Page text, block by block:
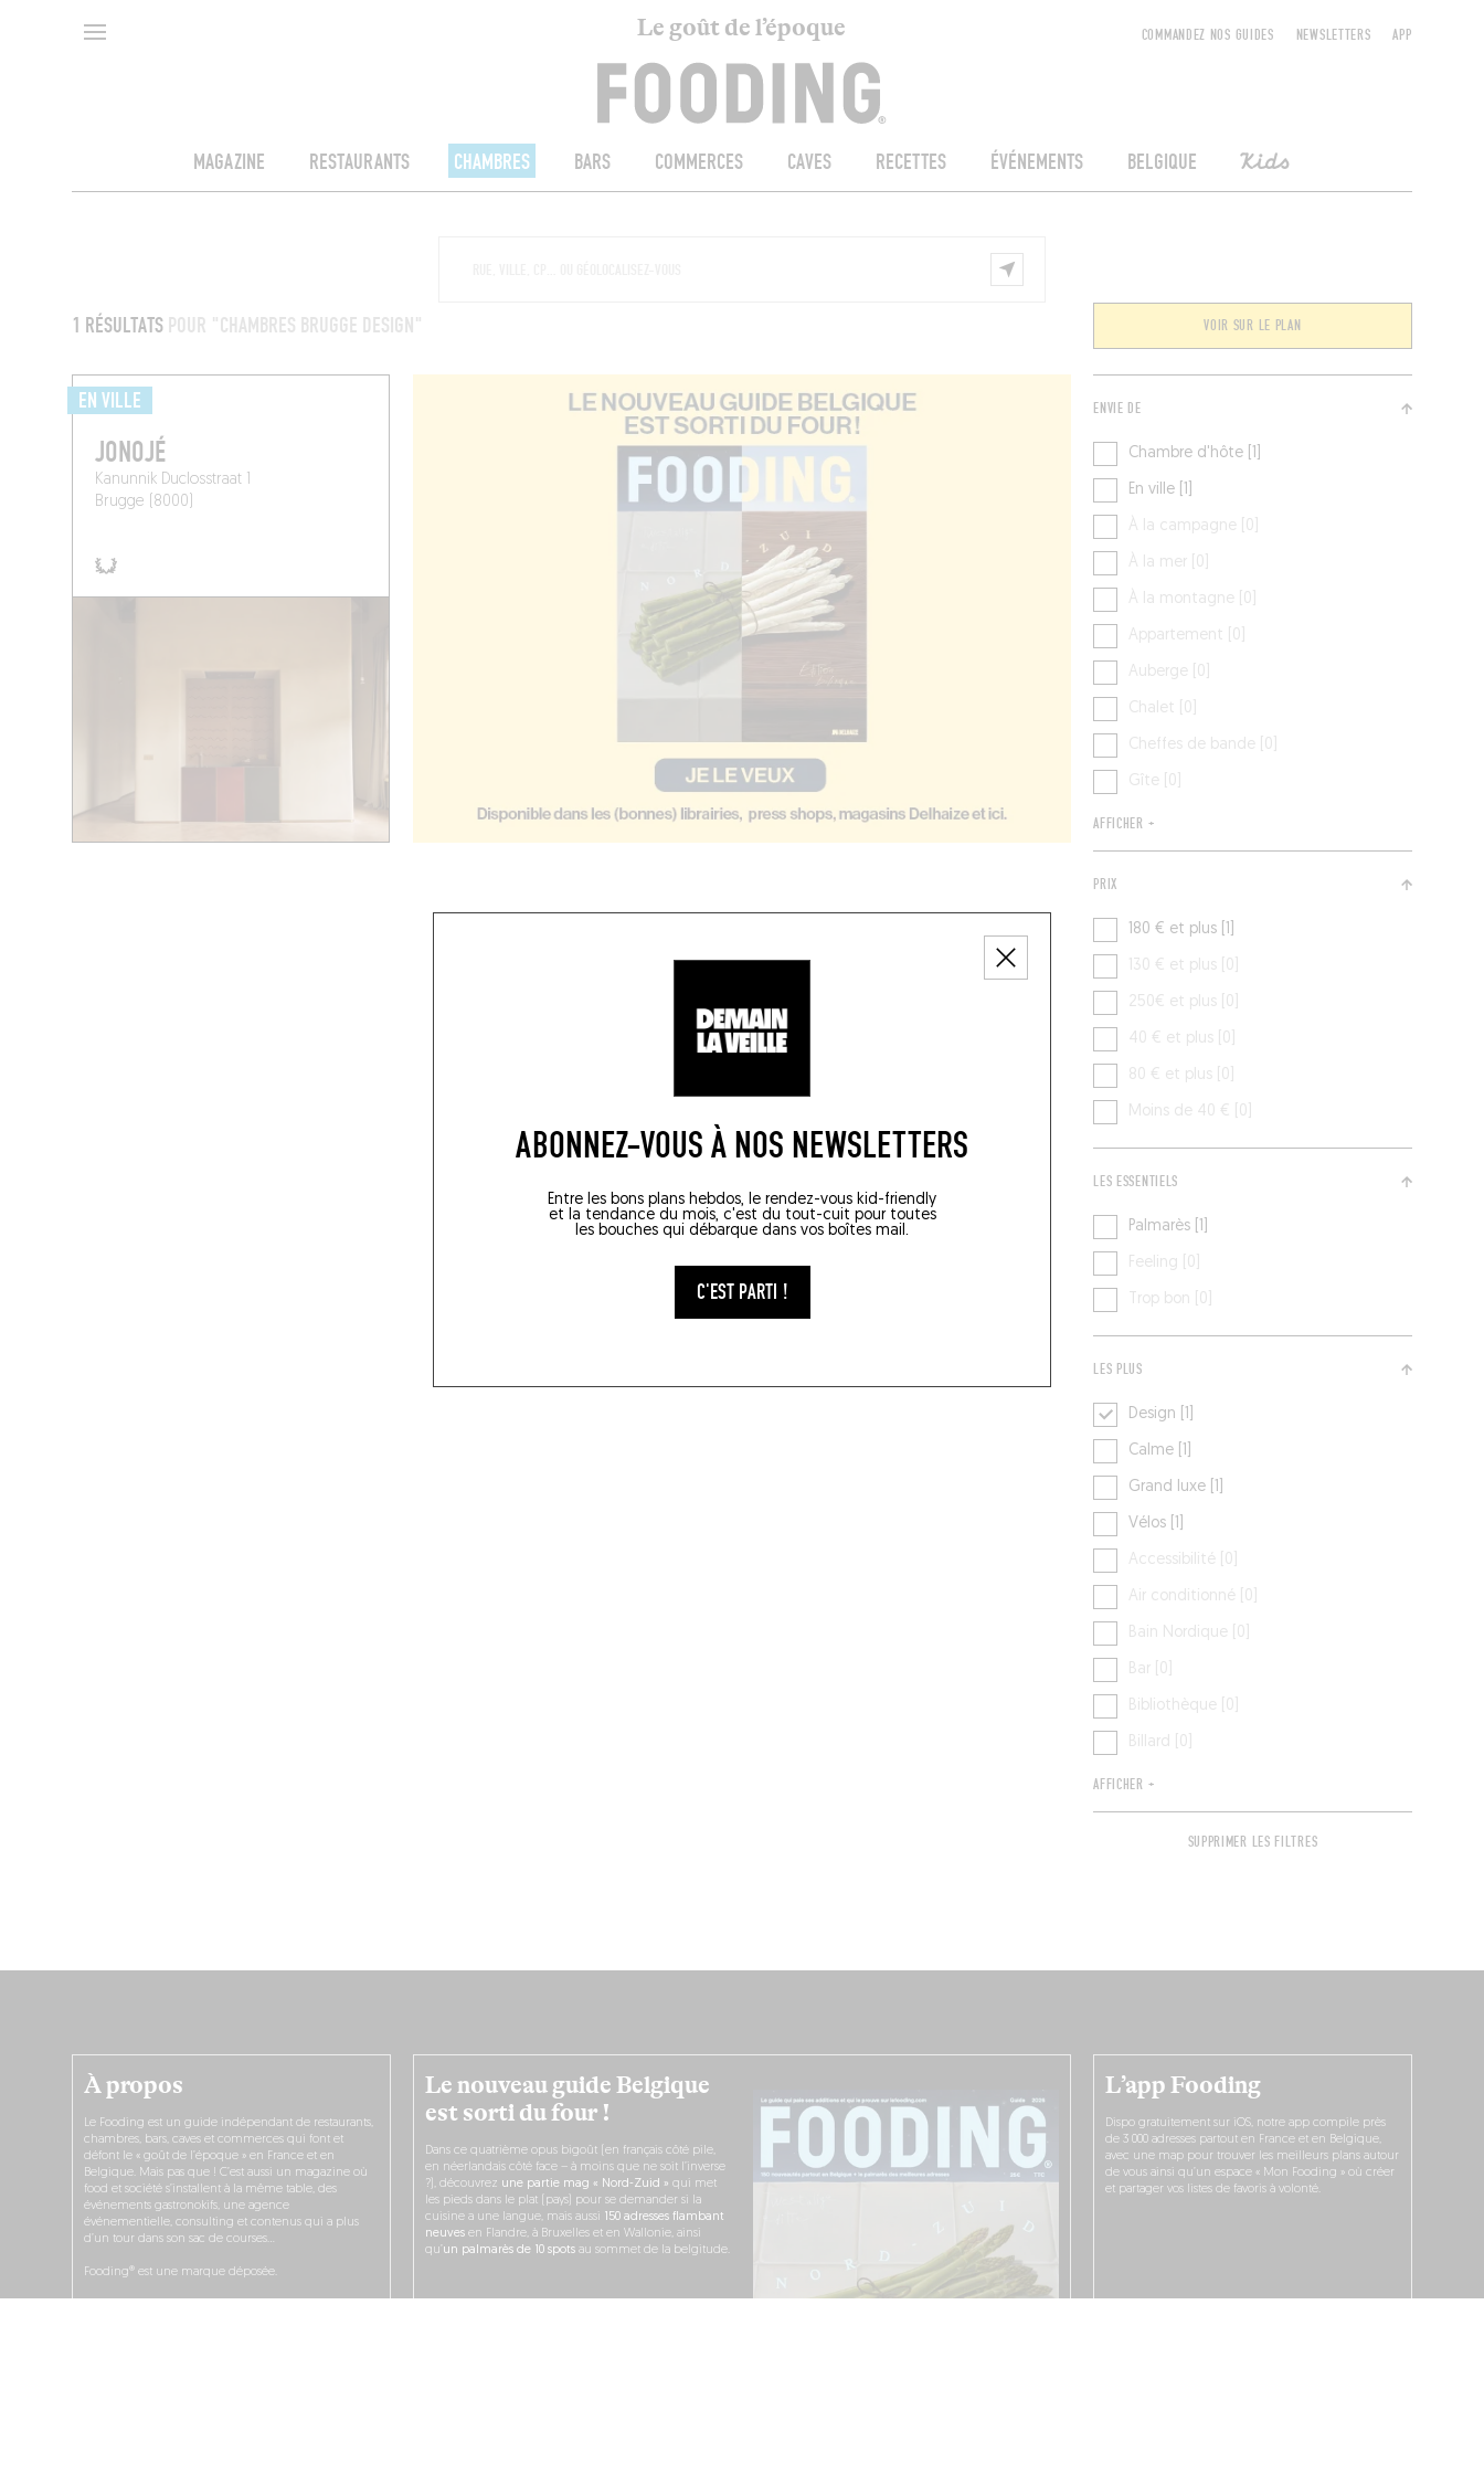
Le goût de l’époque
MAGAZINE RESTAURANTS CHAMBRES BARS COMMERCES CAVES RECETTES ÉVÉNEMENTS BELGIQUE Kids
COMMANDEZ NOS GUIDES NEWSLETTERS APP
ABONNEZ-VOUS À NOS NEWSLETTERS
Entre les bons plans hebdos, le rendez-vous kid-friendly
et la tendance du mois, c'est du tout-cuit pour toutes
les bouches qui débarque dans vos boîtes mail.
C'EST PARTI !
1 RÉSULTATS POUR "CHAMBRES BRUGGE DESIGN" VOIR SUR LE PLAN
EN VILLE
JONOJÉ
Kanunnik Duclosstraat 1
Brugge (8000)
ENVIE DE
Chambre d'hôte [1]
En ville [1]
À la campagne [0]
À la mer [0]
À la montagne [0]
Appartement [0]
Auberge [0]
Chalet [0]
Cheffes de bande [0]
Gîte [0]
AFFICHER +
PRIX
180 € et plus [1]
130 € et plus [0]
250€ et plus [0]
40 € et plus [0]
80 € et plus [0]
Moins de 40 € [0]
LES ESSENTIELS
Palmarès [1]
Feeling [0]
Trop bon [0]
LES PLUS
Calme [1]
Design [1]
Grand luxe [1]
Vélos [1]
Accessibilité [0]
Air conditionné [0]
Bain Nordique [0]
Bar [0]
Bibliothèque [0]
Billard [0]
AFFICHER +
SUPPRIMER LES FILTRES
Le nouveau guide Belgique
est sorti du four !
Dans ce quatrième opus bigoût (en français côté pile,
en néerlandais côté face – à moins que ne soit l’inverse
?), découvrez une partie mag « Nord-Zuid » qui met
les pieds dans le plat (pays) pour se demander si la
cuisine a une langue, mais aussi
150 adresses flambant
neuvesen Flandre, à Bruxelles et en Wallonie, ainsi
qu’ un palmarès de 10 spotsau sommet de la belgitude.
À propos
Le Fooding est un guide indépendant de restaurants,
chambres, bars, caves et commerces qui font et
défont le « goût de l’époque » en France et en
Belgique. Mais pas que ! C’est aussi un magazine où
food et société s’installent à la même table, des
événements gastronokifs, une agence
événementielle, consulting et contenus qui a plus
d’un tour dans son sac de courses…
Fooding® est une marque déposée.
L’app Fooding
Dispo gratuitement sur iOS, notre app compile près
de 3 000 adresses partout en France et en Belgique,
avec une map pour trouver les meilleurs plans autour
de vous ainsi qu’un espace « Mon Fooding » où créer
et partager vos listes de favoris à volonté.